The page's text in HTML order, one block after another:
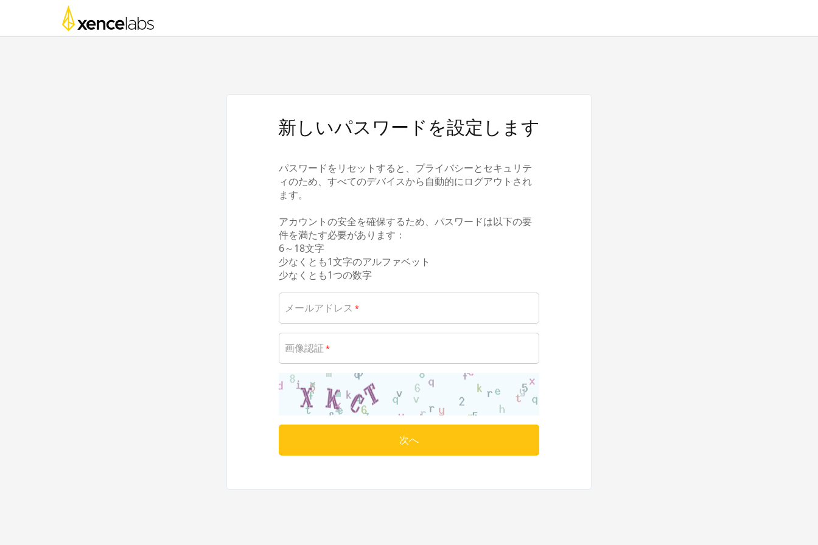
新しいパスワードを設定します
パスワードをリセットすると、プライバシーとセキュリテ
ィのため、すべてのデバイスから自動的にログアウトされ
ます。
アカウントの安全を確保するため、パスワードは以下の要
件を満たす必要があります：
6～18文字
少なくとも1文字のアルファベット
少なくとも1つの数字
メールアドレス *
画像認証 *
次へ